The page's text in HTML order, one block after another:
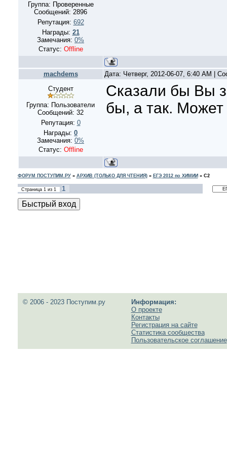
Группа: Проверенные
Сообщений: 2896
Репутация: 692
Награды: 21
Замечания: 0%
Статус: Offline
machdems
Дата: Четверг, 2012-06-07, 6:40 AM |
Студент
Группа: Пользователи
Сообщений: 32
Репутация: 0
Награды: 0
Замечания: 0%
Статус: Offline
Сказали бы Вы
бы, а так. Может
ФОРУМ ПОСТУПИМ.РУ» АРХИВ (ТОЛЬКО ДЛЯ ЧТЕНИЯ)» ЕГЭ 2012 по ХИМИИ » С2
Страница 1из 1 1
© 2006 - 2023 Поступим.ру
Информация:
О проекте
Контакты
Регистрация на сайте
Статистика сообщества
Пользовательское соглашение